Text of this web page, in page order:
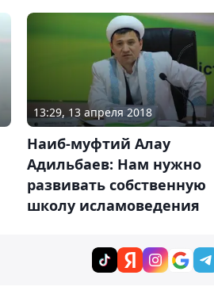
13:29, 13 апреля 2018
Наиб-муфтий Алау
Адильбаев: Нам нужно
развивать собственную
школу исламоведения